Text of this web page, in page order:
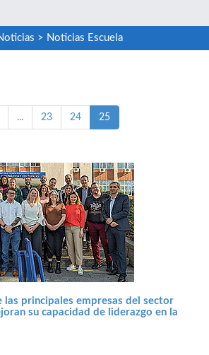
> Noticias Escuela
... 23 24 25
las principales empresas del sector
su capacidad de liderazgo en la